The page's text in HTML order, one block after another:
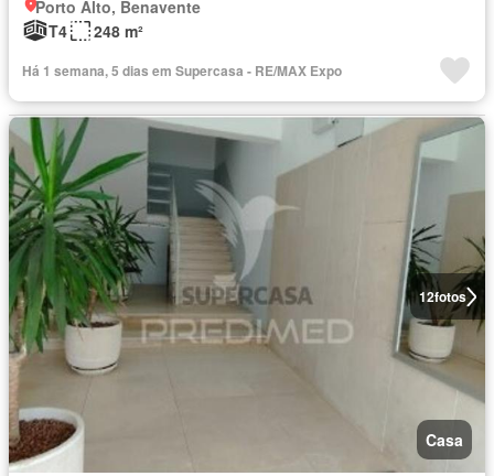
Porto Alto, Benavente
T4
248 m²
Há 1 semana, 5 dias em Supercasa - RE/MAX Expo
12fotos
Casa